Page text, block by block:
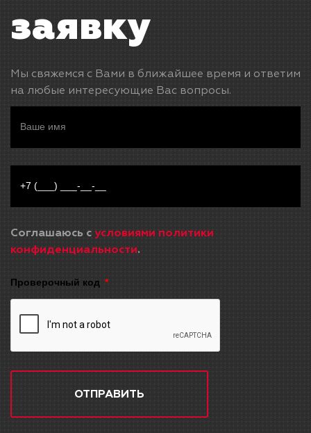
заявку
Мы свяжемся с Вами в ближайшее время и ответим
на любые интересующие Вас вопросы.
Соглашаюсь с условиями политики
конфиденциальности.
Проверочный код
ОТПРАВИТЬ